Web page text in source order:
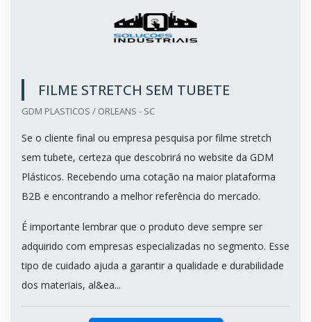
FILME STRETCH SEM TUBETE
GDM PLASTICOS / ORLEANS - SC
Se o cliente final ou empresa pesquisa por filme stretch
sem tubete, certeza que descobrirá no website da GDM
Plásticos. Recebendo uma cotação na maior plataforma
B2B e encontrando a melhor referência do mercado.
É importante lembrar que o produto deve sempre ser
adquirido com empresas especializadas no segmento. Esse
tipo de cuidado ajuda a garantir a qualidade e durabilidade
dos materiais, al&ea...